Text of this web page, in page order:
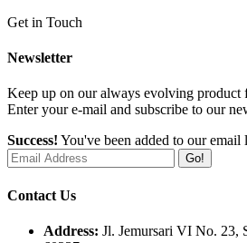
Get in Touch
Newsletter
Keep up on our always evolving product
Enter your e-mail and subscribe to our
Success! You've been added to our email
Go!
Contact Us
Address: Jl. Jemursari VI No. 23,